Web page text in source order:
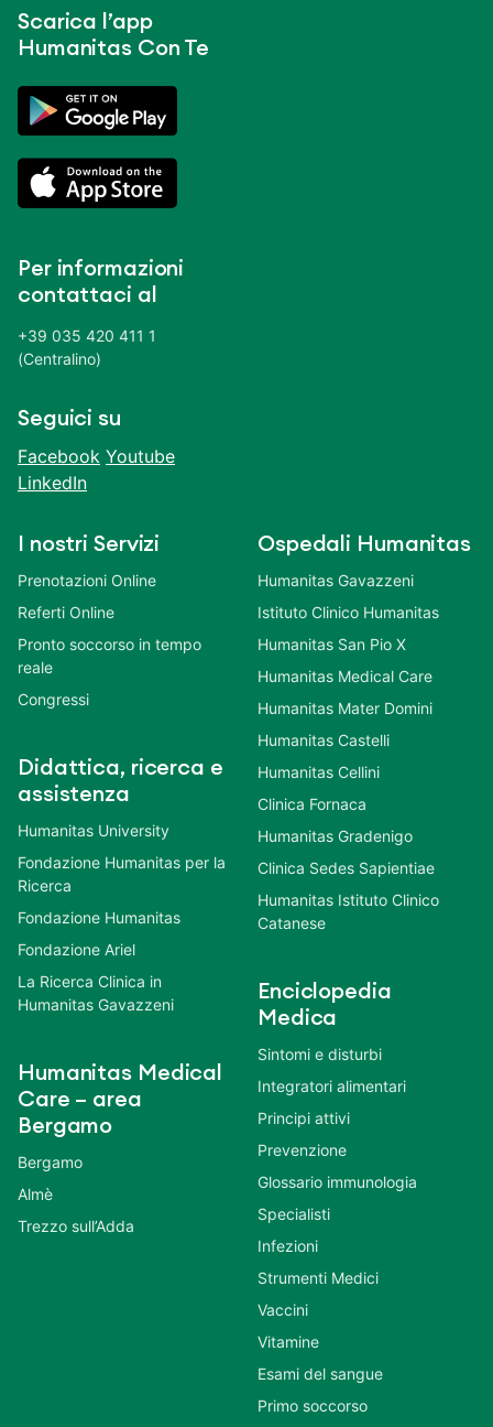
Scarica l’app
Humanitas Con Te
Per informazioni
contattaci al
+39 035 420 411 1
(Centralino)
Seguici su
Facebook Youtube
LinkedIn
I nostri Servizi
Prenotazioni Online
Referti Online
Pronto soccorso in tempo
reale
Congressi
Didattica, ricerca e
assistenza
Humanitas University
Fondazione Humanitas per la
Ricerca
Fondazione Humanitas
Fondazione Ariel
La Ricerca Clinica in
Humanitas Gavazzeni
Humanitas Medical
Care – area
Bergamo
Bergamo
Almè
Trezzo sull’Adda
Ospedali Humanitas
Humanitas Gavazzeni
Istituto Clinico Humanitas
Humanitas San Pio X
Humanitas Medical Care
Humanitas Mater Domini
Humanitas Castelli
Humanitas Cellini
Clinica Fornaca
Humanitas Gradenigo
Clinica Sedes Sapientiae
Humanitas Istituto Clinico
Catanese
Enciclopedia
Medica
Sintomi e disturbi
Integratori alimentari
Principi attivi
Prevenzione
Glossario immunologia
Specialisti
Infezioni
Strumenti Medici
Vaccini
Vitamine
Esami del sangue
Primo soccorso